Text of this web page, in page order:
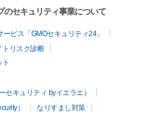
のセキュリティ事業について
ビス「GMOセキュリティ24」
トリスク診断
セキュリティ byイエラエ）
）
なりすまし対策